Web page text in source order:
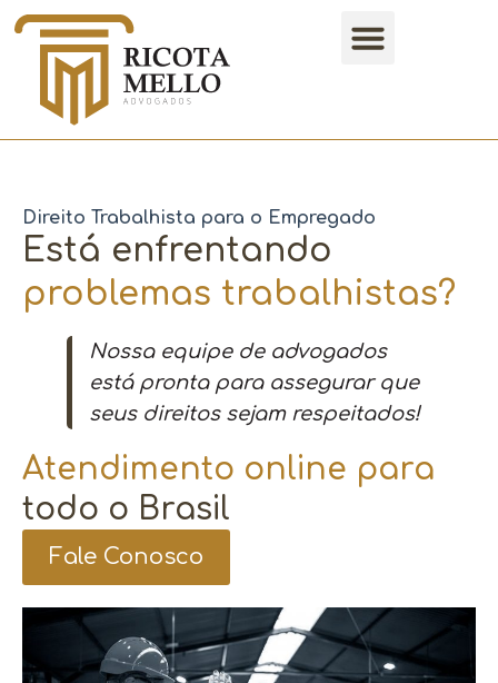
Direito Trabalhista para o Empregado
Está enfrentando
problemas trabalhistas?
Nossa equipe de advogados
está pronta para assegurar que
seus direitos sejam respeitados!
Atendimento online para
todo o Brasil
Fale Conosco